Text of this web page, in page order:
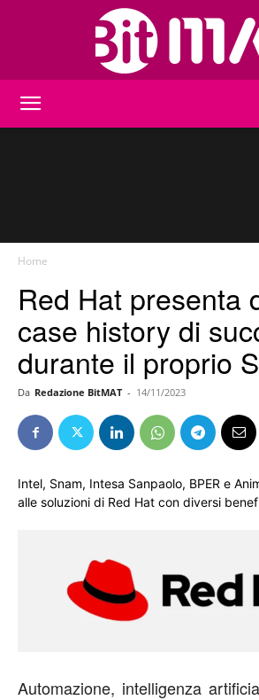
Home
Red Hat presenta
case history di
durante il proprio
Da Redazione BitMAT - 14/11/2023
Intel, Snam, Intesa Sanpaolo, BPER e
alle soluzioni di Red Hat con diversi
Automazione, intelligenza